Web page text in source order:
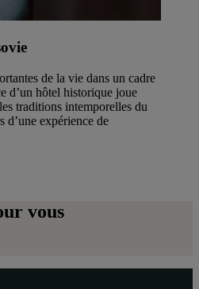
de la vie dans un cadre
d’un hôtel historique joue
traditions intemporelles du
d’une expérience de
vous